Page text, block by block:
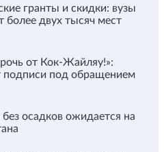
гранты и скидки: вузы
более двух тысяч мест
от Кок-Жайляу!»:
подписи под обращением
без осадков ожидается на